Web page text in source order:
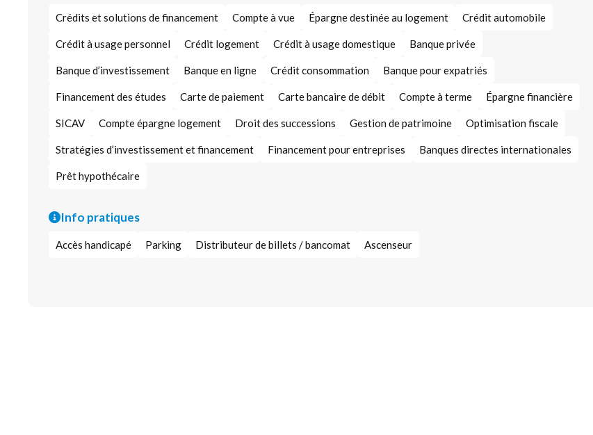
Crédits et solutions de financement Compte à vue Épargne destinée au logement Crédit automobile
Crédit à usage personnel Crédit logement Crédit à usage domestique Banque privée
Banque d’investissement Banque en ligne Crédit consommation Banque pour expatriés
Financement des études Carte de paiement Carte bancaire de débit Compte à terme Épargne financière
SICAV Compte épargne logement Droit des successions Gestion de patrimoine Optimisation fiscale
Stratégies d’investissement et financement Financement pour entreprises Banques directes internationales
Prêt hypothécaire
Info pratiques
Accès handicapé Parking Distributeur de billets / bancomat Ascenseur